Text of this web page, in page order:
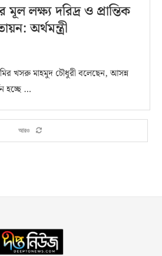
লক্ষ্য দরিদ্র ও প্রান্তিক
অর্থমন্ত্রী
খসরু মাহমুদ চৌধুরী বলেছেন, আসন্ন
হচ্ছে …
আরও